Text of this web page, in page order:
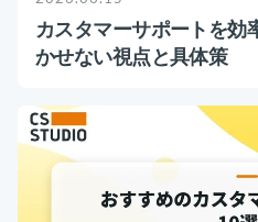
ユーザーインタビュー
インサイドセールス代行
お役立
事
カスタマーサポートを効
かせない視点と具体策